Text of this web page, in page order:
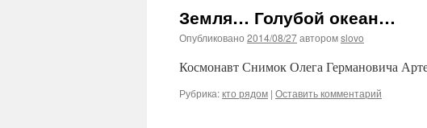
Земля… Голубой океан…
Опубликовано 2014/08/27авторомslovo
Космонавт Снимок Олега Германовича
Рубрика:кто рядом | Оставить комментарий